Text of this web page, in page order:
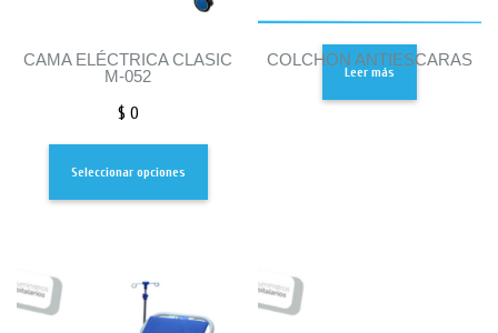
CAMA ELÉCTRICA CLASIC
M-052
$ 0
Seleccionar opciones
COLCHON ANTIESCARAS
Leer más